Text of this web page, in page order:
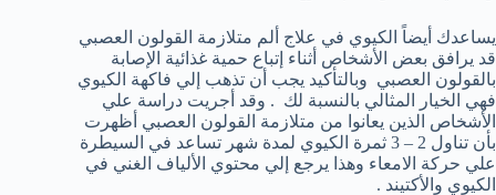
يساعدك أيضاً الكيوي في علاج ألم متلازمة القولون العصبي
قد يرافق بعض الأشخاص أثناء إتباع حمية غذائية الإصابة
بالقولون العصبي وبالتأكيد يجب أن تذهب إلي فاكهة الكيوي
فهي الخيار المثالي بالنسبة لك . وقد أجريت دراسة علي
الأشخاص الذين يعانوا من متلازمة القولون العصبي أظهرت
بأن تناول 2 – 3 ثمرة الكيوي لمدة شهر تساعد في السيطرة
علي حركة الامعاء وهذا يرجع إلي محتوي الألياف الغني في
الكيوي والأكتيند .